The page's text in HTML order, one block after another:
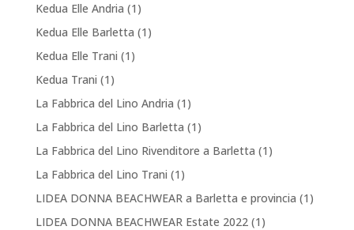
Kedua Elle Andria (1)
Kedua Elle Barletta (1)
Kedua Elle Trani (1)
Kedua Trani (1)
La Fabbrica del Lino Andria (1)
La Fabbrica del Lino Barletta (1)
La Fabbrica del Lino Rivenditore a Barletta (1)
La Fabbrica del Lino Trani (1)
LIDEA DONNA BEACHWEAR a Barletta e provincia (1)
LIDEA DONNA BEACHWEAR Estate 2022(1)